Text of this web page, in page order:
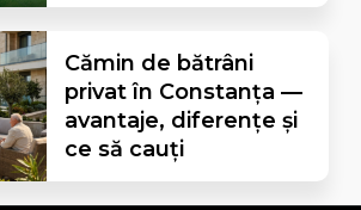
Cămin de bătrâni
privat în Constanța —
avantaje, diferențe și
ce să cauți